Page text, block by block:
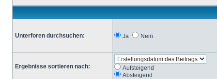
Unterforen durchsuchen: Ja Nein
Ergebnisse sortieren nach:
Aufsteigend
Absteigend